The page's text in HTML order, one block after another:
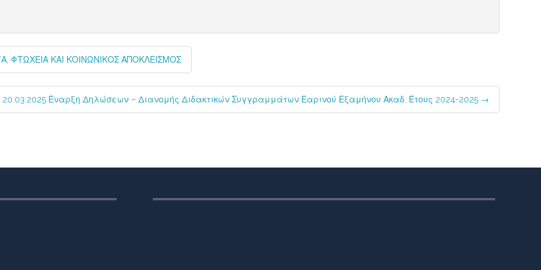
ΦΤΩΧΕΙΑ ΚΑΙ ΚΟΙΝΩΝΙΚΟΣ ΑΠΟΚΛΕΙΣΜΟΣ
20.03.2025 Έναρξη Δηλώσεων – Διανομής Διδακτικών Συγγραμμάτων Εαρινού Εξαμήνου Ακαδ. Έτους 2024-2025 →